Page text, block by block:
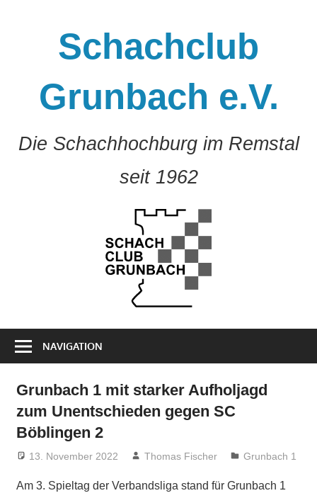
Schachclub
Grunbach e.V.
Die Schachhochburg im Remstal
seit 1962
NAVIGATION
Grunbach 1 mit starker Aufholjagd
zum Unentschieden gegen SC
Böblingen 2
13. November 2022 Thomas Fischer Grunbach 1
Am 3. Spieltag der Verbandsliga stand für Grunbach 1